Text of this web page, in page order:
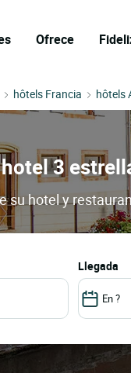
Ofrece
hôtels Francia hôtels
3
su hotel y
llegada